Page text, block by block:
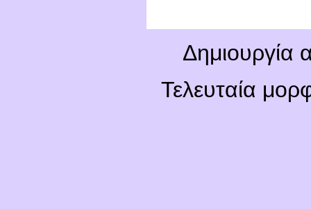
Δημιουργία
Τελευταία